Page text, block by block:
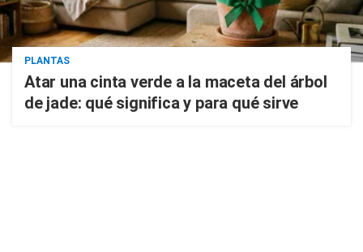
PLANTAS
Atar una cinta verde a la maceta del árbol
de jade: qué significa y para qué sirve